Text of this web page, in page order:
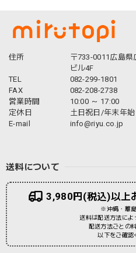
住所
〒733-0011広島
ビル4F
TEL
082-299-1801
FAX
082-208-2738
営業時間
10:00 ～ 17:00
定休日
土日祝日/年末年始
E-mail
info@riyu.co.jp
送料について
3,980円(税込)以上
※沖縄・離島
送料は配送方法によ
配送方法ごとの
以下をご確認